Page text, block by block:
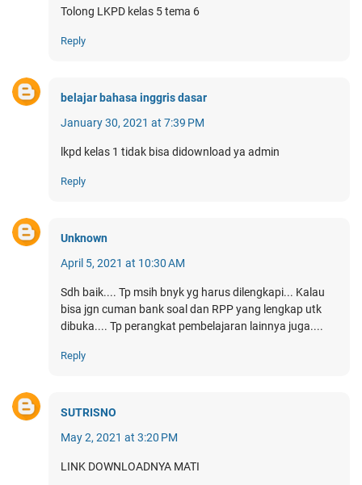
Tolong LKPD kelas 5 tema 6
Reply
belajar bahasa inggris dasar
January 30, 2021 at 7:39 PM
lkpd kelas 1 tidak bisa didownload ya admin
Reply
Unknown
April 5, 2021 at 10:30 AM
Sdh baik.... Tp msih bnyk yg harus dilengkapi... Kalau
bisa jgn cuman bank soal dan RPP yang lengkap utk
dibuka.... Tp perangkat pembelajaran lainnya juga....
Reply
SUTRISNO
May 2, 2021 at 3:20 PM
LINK DOWNLOADNYA MATI